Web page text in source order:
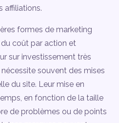
affiliations.
formes de marketing
coût par action et
sur investissement très
souvent des mises
du site. Leur mise en
en fonction de la taille
de problèmes ou de points